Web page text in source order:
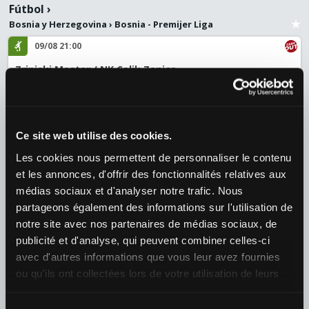
Ce site web utilise des cookies.
Les cookies nous permettent de personnaliser le contenu
et les annonces, d'offrir des fonctionnalités relatives aux
médias sociaux et d'analyser notre trafic. Nous
partageons également des informations sur l'utilisation de
notre site avec nos partenaires de médias sociaux, de
publicité et d'analyse, qui peuvent combiner celles-ci
avec d'autres informations que vous leur avez fournies
ou qu'ils ont collectées lors de votre utilisation de leurs
Fútbol ›
Bosnia y Herzegovina › Bosnia - Premijer Liga
09/08 21:00
Zrinjski Mostar / NK Celik Zenica
Tenis›
WTA›WTA 1000 - Toronto Dobles
09/08 23:10
Hsieh S / Ostapenko J / Li A / Tauson C
¿Quién ganará el partido?
1,20
1 4,10
Fútbol ›